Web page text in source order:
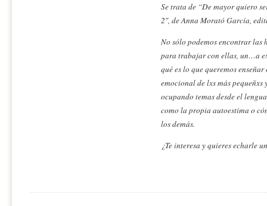
Se trata de “De mayor quiero
2″, de Anna Morató García,
No sólo podemos encontrar las
para trabajar con ellas, un…a
qué es lo que queremos
emocional de lxs más
ocupando temas desde el
como la propia autoestima o
los demás.
¿Te interesa y quieres echarle